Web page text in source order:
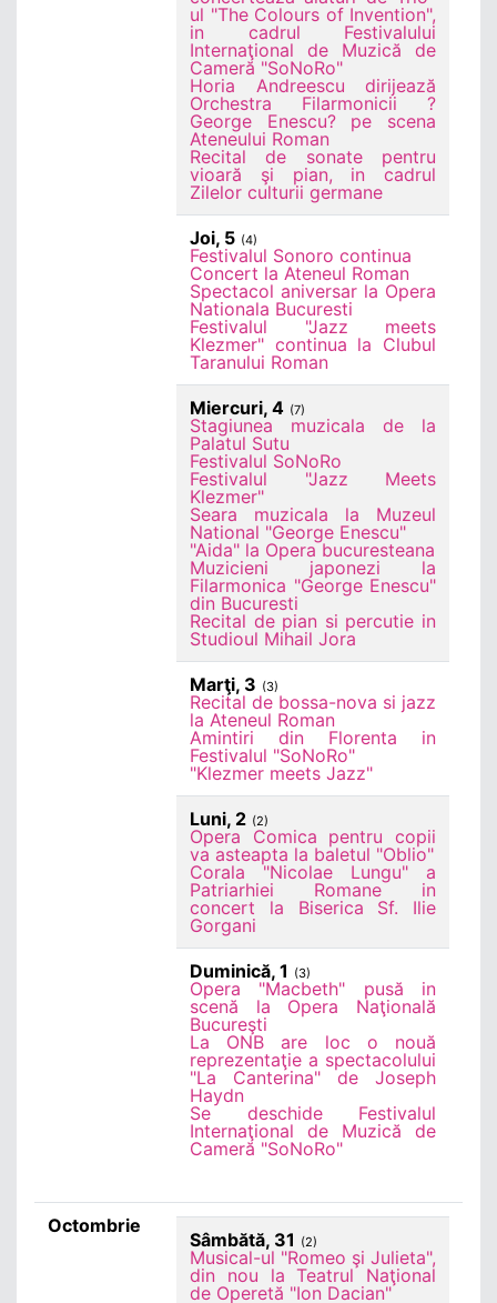
ul "The Colours of Invention",
in cadrul Festivalului
Internaţional de Muzică de
Cameră "SoNoRo"
Horia Andreescu dirijează
Orchestra Filarmonicii ?
George Enescu? pe scena
Ateneului Roman
Recital de sonate pentru
vioară şi pian, in cadrul
Zilelor culturii germane
Joi, 5 (4)
Festivalul Sonoro continua
Concert la Ateneul Roman
Spectacol aniversar la Opera
Nationala Bucuresti
Festivalul "Jazz meets
Klezmer" continua la Clubul
Taranului Roman
Miercuri, 4 (7)
Stagiunea muzicala de la
Palatul Sutu
Festivalul SoNoRo
Festivalul "Jazz Meets
Klezmer"
Seara muzicala la Muzeul
National "George Enescu"
"Aida" la Opera bucuresteana
Muzicieni japonezi la
Filarmonica "George Enescu"
din Bucuresti
Recital de pian si percutie in
Studioul Mihail Jora
Marţi, 3 (3)
Recital de bossa-nova si jazz
la Ateneul Roman
Amintiri din Florenta in
Festivalul "SoNoRo"
"Klezmer meets Jazz"
Luni, 2 (2)
Opera Comica pentru copii
va asteapta la baletul "Oblio"
Corala "Nicolae Lungu" a
Patriarhiei Romane in
concert la Biserica Sf. Ilie
Gorgani
Duminică, 1 (3)
Opera "Macbeth" pusă in
scenă la Opera Naţională
Bucureşti
La ONB are loc o nouă
reprezentaţie a spectacolului
"La Canterina" de Joseph
Haydn
Se deschide Festivalul
Internaţional de Muzică de
Cameră "SoNoRo"
Octombrie
Sâmbătă, 31 (2)
Musical-ul "Romeo şi Julieta",
din nou la Teatrul Naţional
de Operetă "Ion Dacian"